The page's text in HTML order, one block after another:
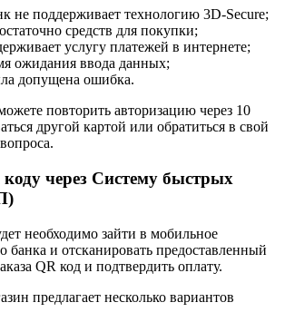
не поддерживает технологию 3D-Secure;
средств для покупки;
услугу платежей в интернете;
ожидания ввода данных;
допущена ошибка.
повторить авторизацию через 10
другой картой или обратиться в свой
через Систему быстрых
необходимо зайти в мобильное
банка и отсканировать предоставленный
QR код и подтвердить оплату.
предлагает несколько вариантов